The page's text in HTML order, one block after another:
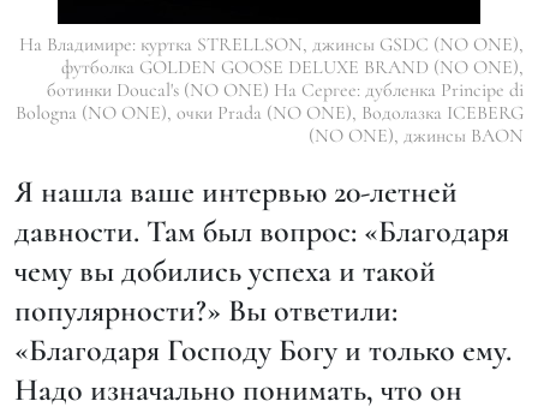
На Владимире: куртка STRELLSON, джинсы GSDC (NO ONE),
футболка GOLDEN GOOSE DELUXE BRAND (NO ONE),
ботинки Doucal's (NO ONE) На Сергее: дубленка Principe di
Bologna (NO ONE), очки Prada (NO ONE), Водолазка ICEBERG
(NO ONE), джинсы BAON
Я нашла ваше интервью 20-летней
давности. Там был вопрос: «Благодаря
чему вы добились успеха и такой
популярности?» Вы ответили:
«Благодаря Господу Богу и только ему.
Надо изначально понимать, что он